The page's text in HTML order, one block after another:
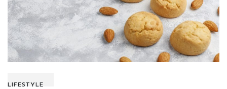
LIFESTYLE